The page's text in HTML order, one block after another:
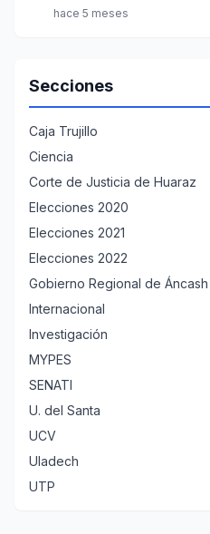
hace 5 meses
Secciones
Caja Trujillo
Ciencia
Corte de Justicia de Huaraz
Elecciones 2020
Elecciones 2021
Elecciones 2022
Gobierno Regional de Áncash
Internacional
Investigación
MYPES
SENATI
U. del Santa
UCV
Uladech
UTP